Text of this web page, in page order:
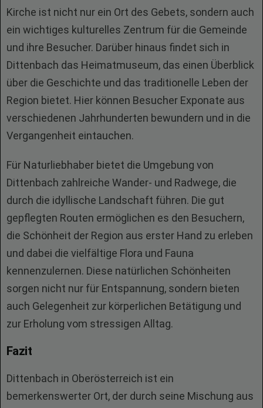
Kirche ist nicht nur ein Ort des Gebets, sondern auch
ein wichtiges kulturelles Zentrum für die Gemeinde
und ihre Besucher. Darüber hinaus findet sich in
Dittenbach das Heimatmuseum, das einen Überblick
über die Geschichte und das traditionelle Leben der
Region bietet. Hier können Besucher Exponate aus
verschiedenen Jahrhunderten bewundern und in die
Vergangenheit eintauchen.
Für Naturliebhaber bietet die Umgebung von
Dittenbach zahlreiche Wander- und Radwege, die
durch die idyllische Landschaft führen. Die gut
gepflegten Routen ermöglichen es den Besuchern,
die Schönheit der Region aus erster Hand zu erleben
und dabei die vielfältige Flora und Fauna
kennenzulernen. Diese natürlichen Schönheiten
sorgen nicht nur für Entspannung, sondern bieten
auch Gelegenheit zur körperlichen Betätigung und
zur Erholung vom stressigen Alltag.
Fazit
Dittenbach in Oberösterreich ist ein
bemerkenswerter Ort, der durch seine Mischung aus